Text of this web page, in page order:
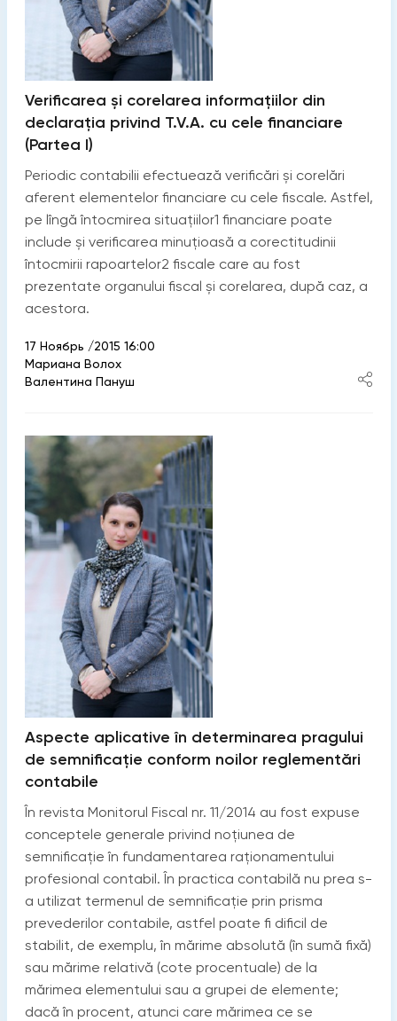
Verificarea și corelarea informațiilor din
declarația privind T.V.A. cu cele financiare
(Partea I)
Periodic contabilii efectuează verificări și corelări
aferent elementelor financiare cu cele fiscale. Astfel,
pe lîngă întocmirea situațiilor1 financiare poate
include și verificarea minuțioasă a corectitudinii
întocmirii rapoartelor2 fiscale care au fost
prezentate organului fiscal și corelarea, după caz, a
acestora.
17 Ноябрь /2015 16:00
Мариана Волох
Валентина Пануш
Aspecte aplicative în determinarea pragului
de semnificație conform noilor reglementări
contabile
În revista Monitorul Fiscal nr. 11/2014 au fost expuse
conceptele generale privind noțiunea de
semnificație în fundamentarea raționamentului
profesional contabil. În practica contabilă nu prea s-
a utilizat termenul de semnificație prin prisma
prevederilor contabile, astfel poate fi dificil de
stabilit, de exemplu, în mărime absolută (în sumă fixă)
sau mărime relativă (cote procentuale) de la
mărimea elementului sau a grupei de elemente;
dacă în procent, atunci care mărimea ce se